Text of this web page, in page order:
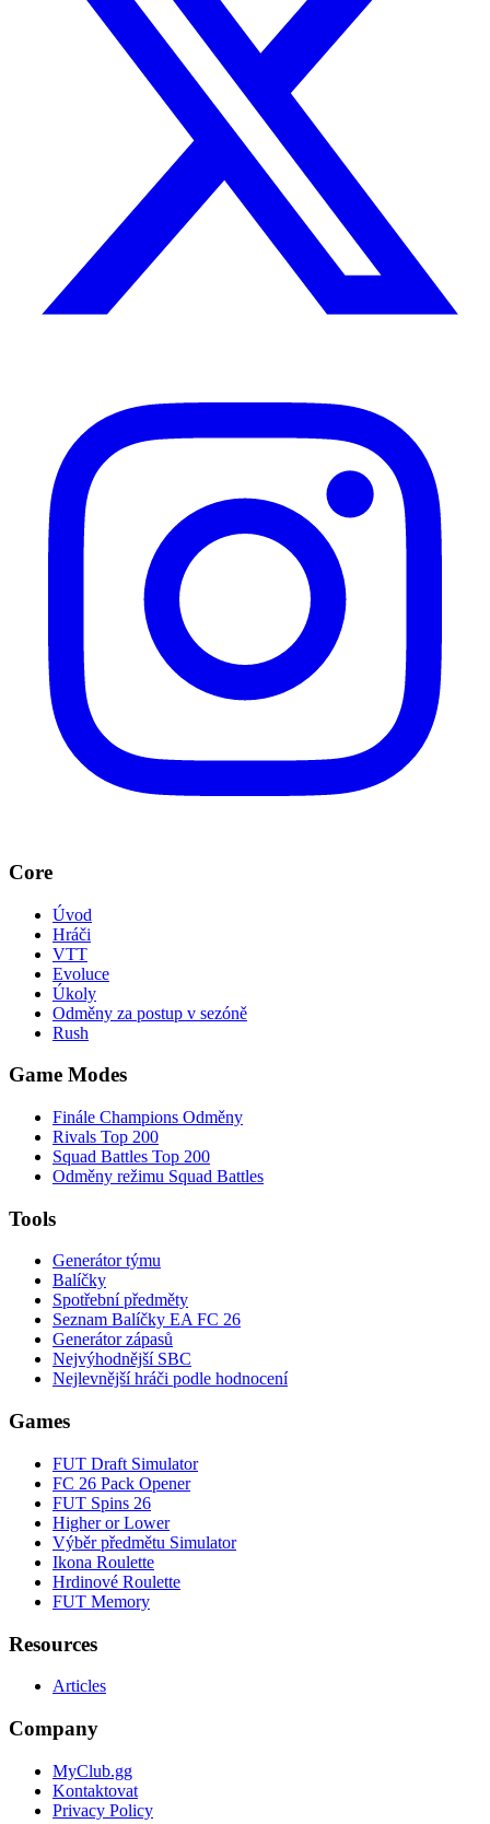
Core
Úvod
Hráči
VTT
Evoluce
Úkoly
Odměny za postup v sezóně
Rush
Game Modes
Finále Champions Odměny
Rivals Top 200
Squad Battles Top 200
Odměny režimu Squad Battles
Tools
Generátor týmu
Balíčky
Spotřební předměty
Seznam Balíčky EA FC 26
Generátor zápasů
Nejvýhodnější SBC
Nejlevnější hráči podle hodnocení
Games
FUT Draft Simulator
FC 26 Pack Opener
FUT Spins 26
Higher or Lower
Výběr předmětu Simulator
Ikona Roulette
Hrdinové Roulette
FUT Memory
Resources
Articles
Company
MyClub.gg
Kontaktovat
Privacy Policy